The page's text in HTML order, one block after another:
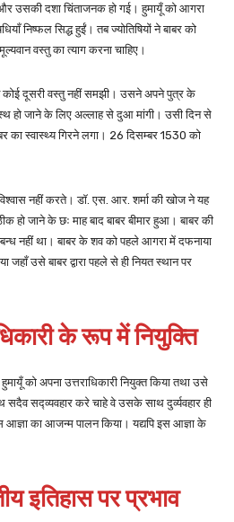
और उसकी दशा चिंताजनक हो गई। हुमायूँ को आगरा
निष्फल सिद्ध हुईं। तब ज्योतिषियों ने बाबर को
वस्तु का त्याग करना चाहिए।
कोई दूसरी वस्तु नहीं समझी। उसने अपने पुत्र के
हो जाने के लिए अल्लाह से दुआ मांगी। उसी दिन से
का स्वास्थ्य गिरने लगा। 26 दिसम्बर 1530 को
नहीं करते। डॉ. एस. आर. शर्मा की खोज ने यह
हो जाने के छः माह बाद बाबर बीमार हुआ। बाबर की
नहीं था। बाबर के शव को पहले आगरा में दफनाया
उसे बाबर द्वारा पहले से ही नियत स्थान पर
के रूप में नियुक्ति
को अपना उत्तराधिकारी नियुक्त किया तथा उसे
सद्व्यवहार करे चाहे वे उसके साथ दुर्व्यवहार ही
आज्ञा का आजन्म पालन किया। यद्यपि इस आज्ञा के
इतिहास पर प्रभाव